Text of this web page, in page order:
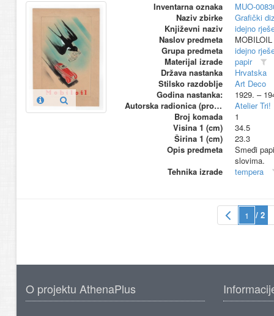
Inventarna oznaka
MUO-
Naziv zbirke
Grafički
Književni naziv
idejno
Naslov predmeta
MOBILOIL
Grupa predmeta
idejno
Materijal izrade
papir
Država nastanka
Hrvatska
Stilsko razdoblje
Art Deco
Godina nastanka:
1929. –
Autorska radionica (proizvođač)
Atelier Tri!
Broj komada
1
Visina 1 (cm)
34.5
Širina 1 (cm)
23.3
Opis predmeta
Smeđi
slovima.
Tehnika izrade
tempera
/ 2
O projektu AthenaPlus